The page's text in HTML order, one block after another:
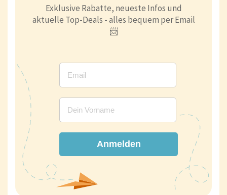
Exklusive Rabatte, neueste Infos und
aktuelle Top-Deals - alles bequem per Email
📨
Anmelden